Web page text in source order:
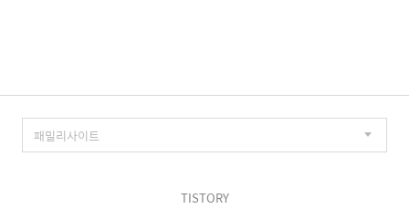
TISTORY